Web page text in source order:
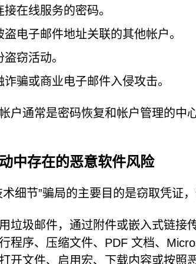
接在线服务的密码。
盗电子邮件地址关联的其他帐户。
窃活动。
诈骗或商业电子邮件入侵攻击。
户通常是密码恢复和帐户管理的中
中存在的恶意软件风险
术细节”骗局的主要目的是窃取凭证
垃圾邮件，通过附件或嵌入式链接
程序、压缩文件、PDF 文档、
开文件、启用宏、下载内容或按照